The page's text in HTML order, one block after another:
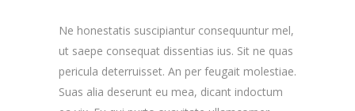
Ne honestatis suscipiantur consequuntur mel,
ut saepe consequat dissentias ius. Sit ne quas
pericula deterruisset. An per feugait molestiae.
Suas alia deserunt eu mea, dicant indoctum